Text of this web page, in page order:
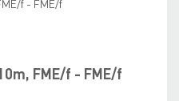
FME/f - FME/f